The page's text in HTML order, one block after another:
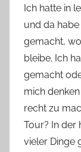
Ich hatte in
und da
gemacht,
bleibe. Ich
gemacht
mich
recht zu
Tour? In der
vieler Dinge